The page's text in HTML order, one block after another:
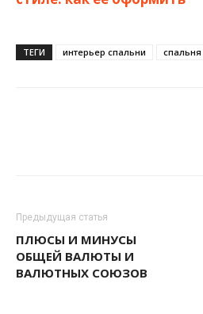
ТЕГИ интерьер спальни спальня
Предыдущая статья
ПЛЮСЫ И МИНУСЫ
ОБЩЕЙ ВАЛЮТЫ И
ВАЛЮТНЫХ СОЮЗОВ